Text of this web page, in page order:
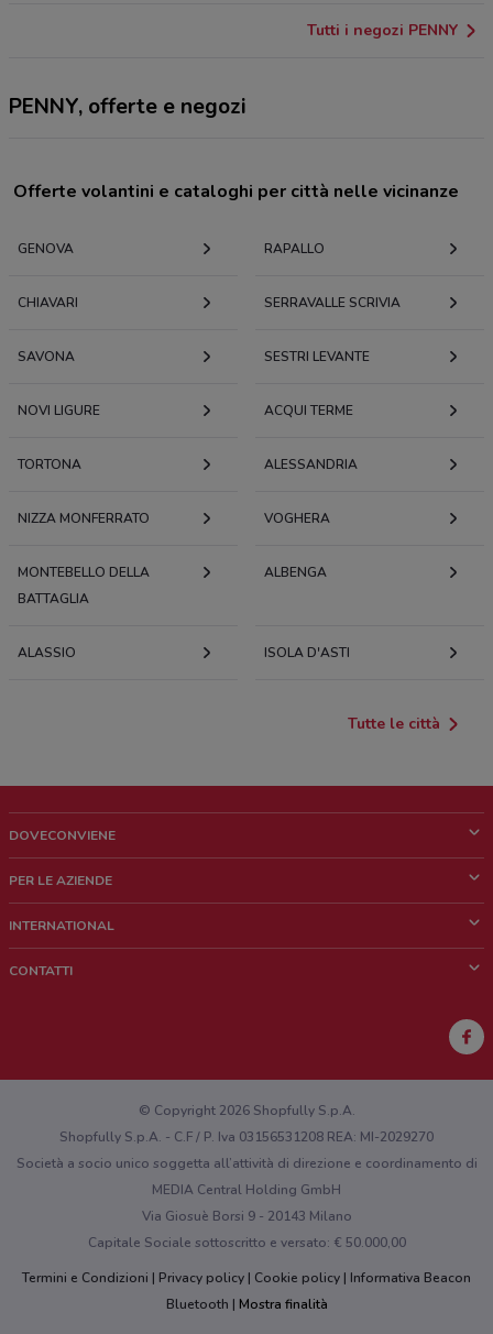
Tutti i negozi PENNY
PENNY, offerte e negozi
Offerte volantini e cataloghi per città nelle vicinanze
GENOVA RAPALLO
CHIAVARI SERRAVALLE SCRIVIA
SAVONA SESTRI LEVANTE
NOVI LIGURE ACQUI TERME
TORTONA ALESSANDRIA
NIZZA MONFERRATO VOGHERA
MONTEBELLO DELLA
BATTAGLIA
ALBENGA
ALASSIO ISOLA D'ASTI
Tutte le città
DOVECONVIENE
Chi siamo
Lavora con noi
PER LE AZIENDE
Richieste commerciali e marketing
INTERNATIONAL
CONTATTI
Hai un malfunzionamento sul web o sull'app?
© Copyright 2026 Shopfully S.p.A.
Shopfully S.p.A. - C.F / P. Iva 03156531208 REA: MI-2029270
Società a socio unico soggetta all’attività di direzione e coordinamento di
MEDIA Central Holding GmbH
Via Giosuè Borsi 9 - 20143 Milano
Capitale Sociale sottoscritto e versato: € 50.000,00
Termini e Condizioni
Privacy policy Cookie policy
Informativa Beacon
Bluetooth
Mostra finalità